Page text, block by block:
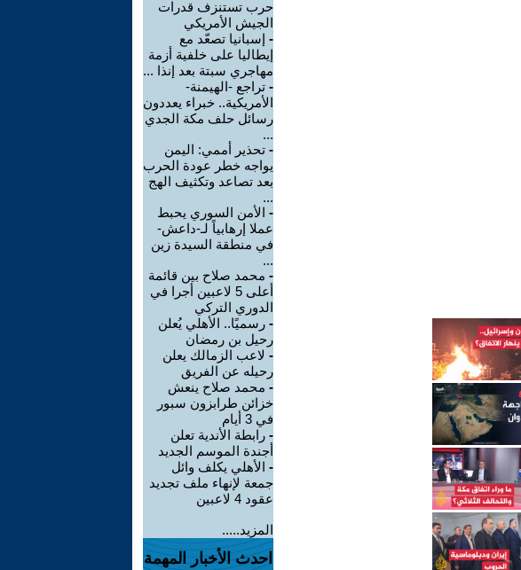
حرب تستنزف قدرات
الجيش الأمريكي
- إسبانيا تصعّد مع
إيطاليا على خلفية أزمة
مهاجري سبتة بعد إنذا ...
- تراجع -الهيمنة-
الأمريكية.. خبراء يعددون
رسائل حلف مكة الجدي
...
- تحذير أممي: اليمن
يواجه خطر عودة الحرب
بعد تصاعد وتكثيف الهج
...
- الأمن السوري يحبط
عملا إرهابياً لـ-داعش-
في منطقة السيدة زين
...
- محمد صلاح بين قائمة
أعلى 5 لاعبين أجرا في
الدوري التركي
- رسميًا.. الأهلي يُعلن
رحيل بن رمضان
- لاعب الزمالك يعلن
رحيله عن الفريق
- محمد صلاح ينعش
خزائن طرابزون سبور
في 3 أيام
- رابطة الأندية تعلن
أجندة الموسم الجديد
- الأهلي يكلف وائل
جمعة لإنهاء ملف تجديد
عقود 4 لاعبين
المزيد.....
احدث الأخبار المهمة